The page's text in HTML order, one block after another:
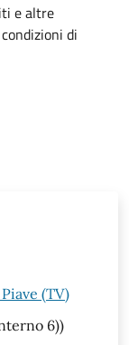
e altre
di
(TV)
6))